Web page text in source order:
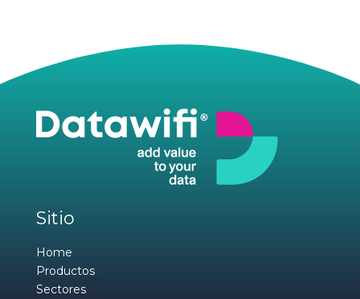
Sitio
Home
Productos
Sectores